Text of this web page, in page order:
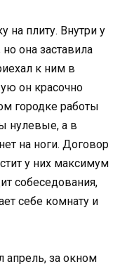
на плиту. Внутри у
она заставила
к ним в
он красочно
городке работы
нулевые, а в
на ноги. Договор
у них максимум
собеседования,
себе комнату и
апрель, за окном